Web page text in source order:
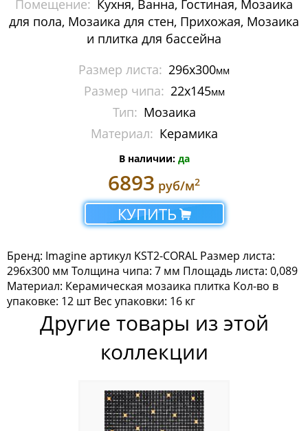
Мозаика Imagine Mosaic
Бассейны и хамам
Камень
Керамика
Миксы
Стекло
Мозаика Irida
Мозаика Mir Mosaic
Мозаика NSmosaic
Мозаика Orro Mosaic
Мозаика Rose Mosaic
Мозаика Sekitei
Мозаика Starmosaic
Помещение: Кухня, Ванна, Гостиная, Мозаика
для пола, Мозаика для стен, Прихожая, Мозаика
и плитка для бассейна
Размер листа: 296x300мм
Размер чипа: 22x145мм
Тип: Мозаика
Материал: Керамика
В наличии: да
6893 руб/м2
КУПИТЬ
Бренд: Imagine артикул KST2-CORAL Размер листа:
296x300 мм Толщина чипа: 7 мм Площадь листа: 0,089
Материал: Керамическая мозаика плитка Кол-во в
упаковке: 12 шт Вес упаковки: 16 кг
Другие товары из этой
коллекции